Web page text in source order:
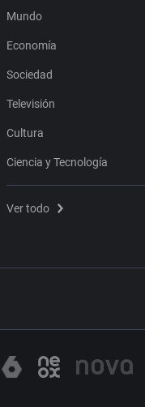
Mundo
Economía
Sociedad
Televisión
Cultura
Ciencia y Tecnología
Ver todo